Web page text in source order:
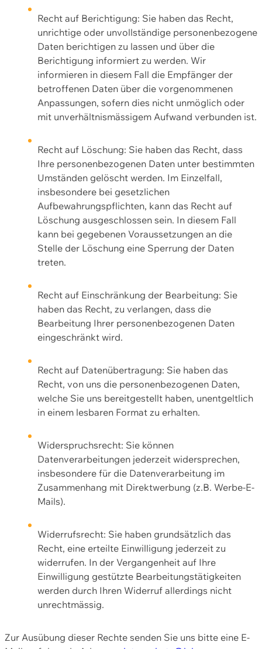
Recht auf Berichtigung: Sie haben das Recht,
unrichtige oder unvollständige personenbezogene
Daten berichtigen zu lassen und über die
Berichtigung informiert zu werden. Wir
informieren in diesem Fall die Empfänger der
betroffenen Daten über die vorgenommenen
Anpassungen, sofern dies nicht unmöglich oder
mit unverhältnismässigem Aufwand verbunden ist.
Recht auf Löschung: Sie haben das Recht, dass
Ihre personenbezogenen Daten unter bestimmten
Umständen gelöscht werden. Im Einzelfall,
insbesondere bei gesetzlichen
Aufbewahrungspflichten, kann das Recht auf
Löschung ausgeschlossen sein. In diesem Fall
kann bei gegebenen Voraussetzungen an die
Stelle der Löschung eine Sperrung der Daten
treten.
Recht auf Einschränkung der Bearbeitung: Sie
haben das Recht, zu verlangen, dass die
Bearbeitung Ihrer personenbezogenen Daten
eingeschränkt wird.
Recht auf Datenübertragung: Sie haben das
Recht, von uns die personenbezogenen Daten,
welche Sie uns bereitgestellt haben, unentgeltlich
in einem lesbaren Format zu erhalten.
Widerspruchsrecht: Sie können
Datenverarbeitungen jederzeit widersprechen,
insbesondere für die Datenverarbeitung im
Zusammenhang mit Direktwerbung (z.B. Werbe-E-
Mails).
Widerrufsrecht: Sie haben grundsätzlich das
Recht, eine erteilte Einwilligung jederzeit zu
widerrufen. In der Vergangenheit auf Ihre
Einwilligung gestützte Bearbeitungstätigkeiten
werden durch Ihren Widerruf allerdings nicht
unrechtmässig.
Zur Ausübung dieser Rechte senden Sie uns bitte eine E-